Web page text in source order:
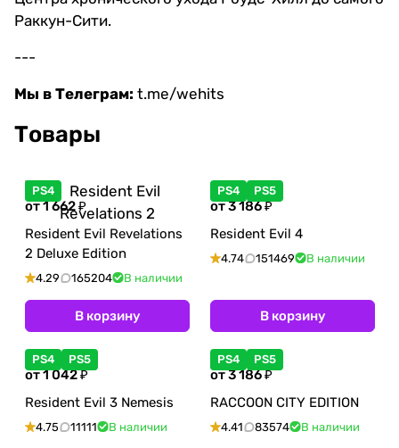
Раккун-Сити.
---
Мы в Телеграм: t.me/wehits
Товары
PS4
от 1 662 ₽
Resident Evil Revelations
2 Deluxe Edition
4.29 165204 В наличии
В корзину
PS4 PS5
от 3 186 ₽
Resident Evil 4
4.74 151469 В наличии
В корзину
PS4 PS5
от 1 042 ₽
Resident Evil 3 Nemesis
4.75 11111 В наличии
PS4 PS5
от 3 186 ₽
RACCOON CITY EDITION
4.41 83574 В наличии